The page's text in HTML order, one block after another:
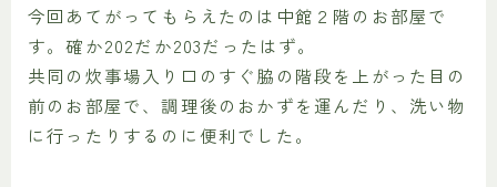
今回あてがってもらえたのは中館２階のお部屋で
す。確か202だか203だったはず。
共同の炊事場入り口のすぐ脇の階段を上がった目の
前のお部屋で、調理後のおかずを運んだり、洗い物
に行ったりするのに便利でした。